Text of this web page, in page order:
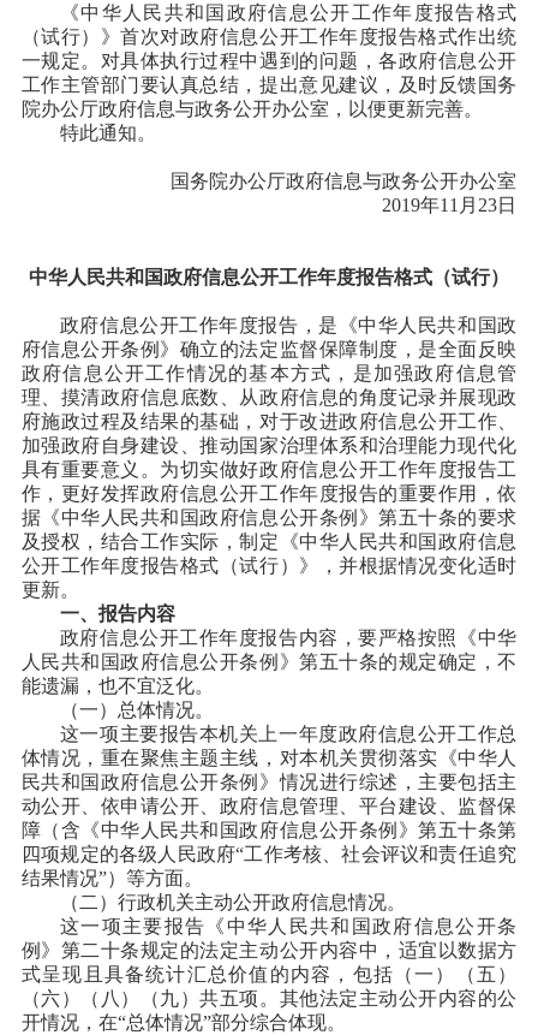
《中华人民共和国政府信息公开工作年度报告格式
（试行）》首次对政府信息公开工作年度报告格式作出统
一规定。对具体执行过程中遇到的问题，各政府信息公开
工作主管部门要认真总结，提出意见建议，及时反馈国务
院办公厅政府信息与政务公开办公室，以便更新完善。
特此通知。
国务院办公厅政府信息与政务公开办公室
2019年11月23日
中华人民共和国政府信息公开工作年度报告格式（试行）
政府信息公开工作年度报告，是《中华人民共和国政
府信息公开条例》确立的法定监督保障制度，是全面反映
政府信息公开工作情况的基本方式，是加强政府信息管
理、摸清政府信息底数、从政府信息的角度记录并展现政
府施政过程及结果的基础，对于改进政府信息公开工作、
加强政府自身建设、推动国家治理体系和治理能力现代化
具有重要意义。为切实做好政府信息公开工作年度报告工
作，更好发挥政府信息公开工作年度报告的重要作用，依
据《中华人民共和国政府信息公开条例》第五十条的要求
及授权，结合工作实际，制定《中华人民共和国政府信息
公开工作年度报告格式（试行）》，并根据情况变化适时
更新。
一、报告内容
政府信息公开工作年度报告内容，要严格按照《中华
人民共和国政府信息公开条例》第五十条的规定确定，不
能遗漏，也不宜泛化。
（一）总体情况。
这一项主要报告本机关上一年度政府信息公开工作总
体情况，重在聚焦主题主线，对本机关贯彻落实《中华人
民共和国政府信息公开条例》情况进行综述，主要包括主
动公开、依申请公开、政府信息管理、平台建设、监督保
障（含《中华人民共和国政府信息公开条例》第五十条第
四项规定的各级人民政府“工作考核、社会评议和责任追究
结果情况”）等方面。
（二）行政机关主动公开政府信息情况。
这一项主要报告《中华人民共和国政府信息公开条
例》第二十条规定的法定主动公开内容中，适宜以数据方
式呈现且具备统计汇总价值的内容，包括（一）（五）
（六）（八）（九）共五项。其他法定主动公开内容的公
开情况，在“总体情况”部分综合体现。